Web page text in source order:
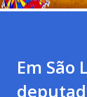
Em São